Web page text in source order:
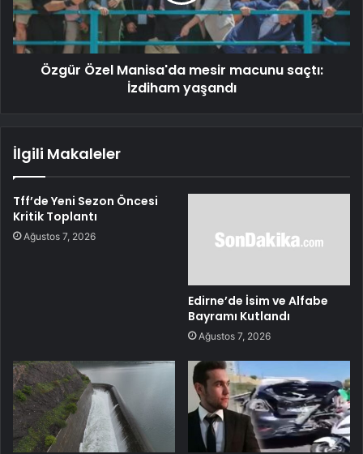
Özgür Özel Manisa'da mesir macunu saçtı:
İzdiham yaşandı
İlgili Makaleler
Tff’de Yeni Sezon Öncesi
Kritik Toplantı
Ağustos 7, 2026
Edirne’de İsim ve Alfabe
Bayramı Kutlandı
Ağustos 7, 2026